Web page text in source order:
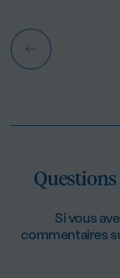
Si vous
commentaires